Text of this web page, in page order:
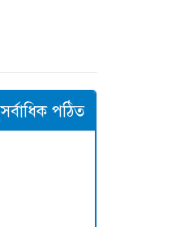
সর্বাধিক পঠিত